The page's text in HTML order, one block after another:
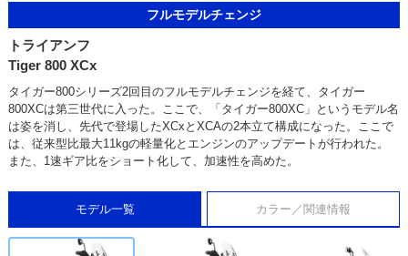
フルモデルチェンジ
トライアンフ
Tiger 800 XCx
タイガー800シリーズ2回目のフルモデルチェンジを経て、タイガー
800XCは第三世代に入った。ここで、「タイガー800XC」というモデル名
は姿を消し、先代で登場したXCxとXCAの2本立て構成になった。ここで
は、従来型比最大11kgの軽量化とエンジンのアップデートが行われた。
また、1速ギア比をショート化して、加速性を高めた。
モデル一覧 カラー／関連情報